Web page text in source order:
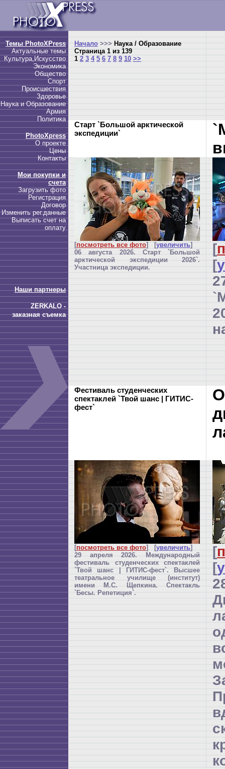
Темы PhotoXPress
Актуальные темы
Культура,Искусство
Экономика
Общество
Спорт
Происшествия
Здоровье
Наука и Образование
Армия
Политика
PhotoXpress
О проекте
Цены
Контакты
Мои покупки и
счета
Загрузить фото
Регистрация
Договор
Изменить рег.данные
Выписать счет на
оплату
Наши партнеры
ZERKALO -
заказная съемка
Начало >>> Наука / Образование
Страница 1 из 139
1 2 3 4 5 6 7 8 9 10 >>
Старт `Большой арктической
экспедиции`
[посмотреть все фото] [увеличить]
06 августа 2026. Старт `Большой
арктической экспедиции 2026`.
Участница экспедиции.
[
[
Фестиваль студенческих
спектаклей `Твой шанс | ГИТИС-
фест`
[посмотреть все фото] [увеличить]
29 апреля 2026. Международный
фестиваль студенческих спектаклей
`Твой шанс | ГИТИС-фест`. Высшее
театральное училище (институт)
имени М.С. Щепкина. Спектакль
`Бесы. Репетиция`.
[
[